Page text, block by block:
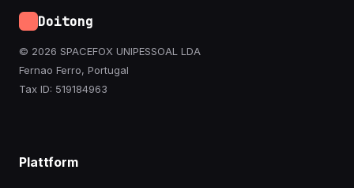
Doitong
© 2026 SPACEFOX UNIPESSOAL LDA
Fernao Ferro, Portugal
Tax ID: 519184963
Plattform